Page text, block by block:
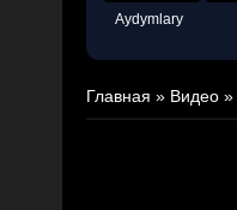
Aydymlary
Главная » Видео »